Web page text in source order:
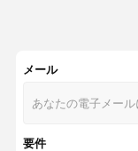
メール
要件